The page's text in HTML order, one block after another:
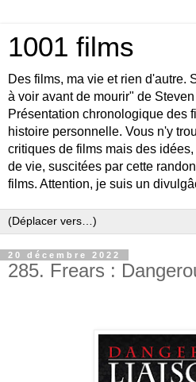
1001 films
Des films, ma vie et rien d'autre.
à voir avant de mourir" de
Présentation chronologique des
histoire personnelle. Vous n'y
critiques de films mais des
de vie, suscitées par cette
films. Attention, je suis un
20 décembre 2022
285. Frears :